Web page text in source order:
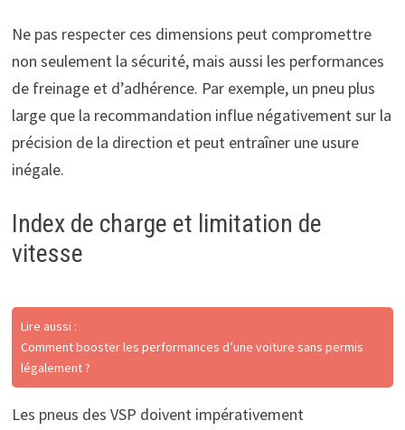
Ne pas respecter ces dimensions peut compromettre
non seulement la sécurité, mais aussi les performances
de freinage et d’adhérence. Par exemple, un pneu plus
large que la recommandation influe négativement sur la
précision de la direction et peut entraîner une usure
inégale.
Index de charge et limitation de
vitesse
Lire aussi :
Comment booster les performances d’une voiture sans permis
légalement ?
Les pneus des VSP doivent impérativement